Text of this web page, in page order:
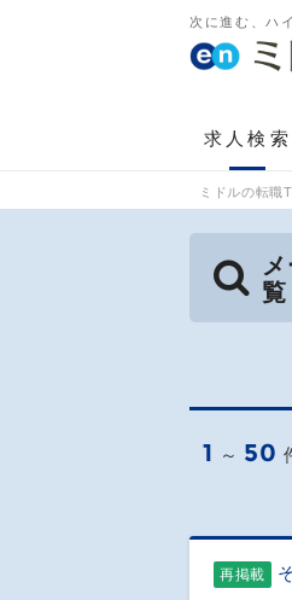
次に進む、ハ
求人検索
ミドルの転職
覧
1 ～ 50
再掲載